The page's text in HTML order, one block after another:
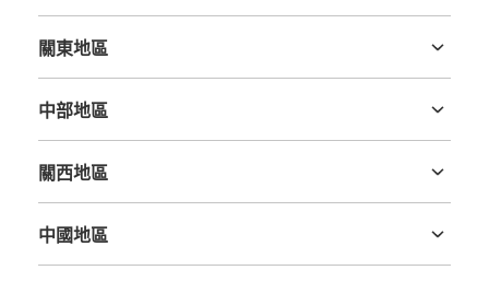
葛西臨海公園駅 改札口 コインロッカー
从葛西臨海公園駅站步行1分钟。
本日營業時間
關東地區
中部地區
關西地區
中國地區